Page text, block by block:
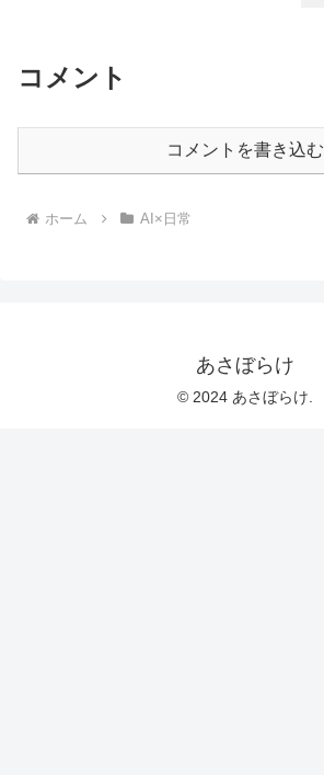
コメント
コメントを書き込む
ホーム AI×日常
あさぼらけ
© 2024 あさぼらけ.